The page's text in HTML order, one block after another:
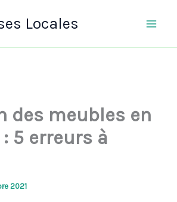
Locales
des meubles en
5 erreurs à
2021